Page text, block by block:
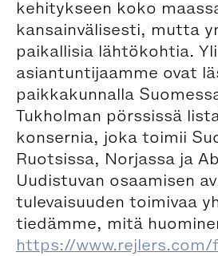
kehitykseen koko
kansainvälisesti, mutta
paikallisia lähtökohtia.
asiantuntijaamme ovat
paikkakunnalla
Tukholman pörssissä
konsernia, joka toimii
Ruotsissa, Norjassa ja
Uudistuvan osaamisen
tulevaisuuden toimivaa
tiedämme, mitä
https://